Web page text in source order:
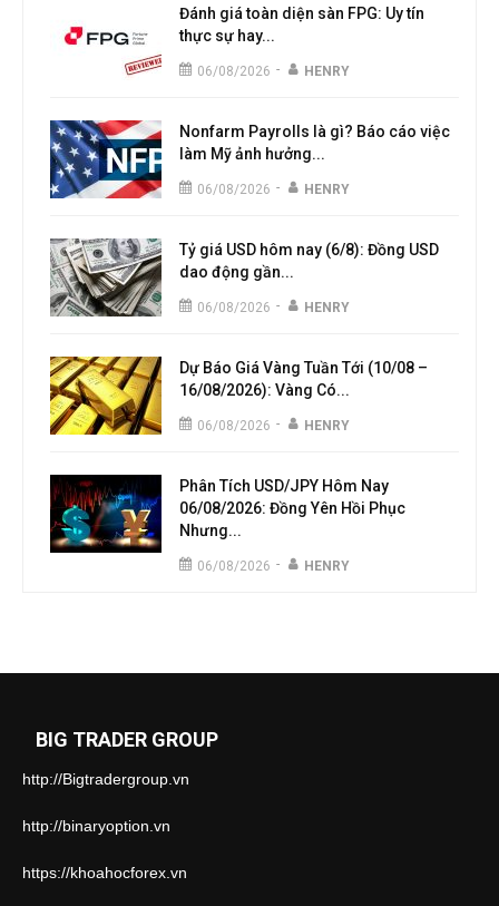
Đánh giá toàn diện sàn FPG: Uy tín
thực sự hay...
06/08/2026 - HENRY
Nonfarm Payrolls là gì? Báo cáo việc
làm Mỹ ảnh hưởng...
06/08/2026 - HENRY
Tỷ giá USD hôm nay (6/8): Đồng USD
dao động gần...
06/08/2026 - HENRY
Dự Báo Giá Vàng Tuần Tới (10/08 –
16/08/2026): Vàng Có...
06/08/2026 - HENRY
Phân Tích USD/JPY Hôm Nay
06/08/2026: Đồng Yên Hồi Phục
Nhưng...
06/08/2026 - HENRY
BIG TRADER GROUP
http://Bigtradergroup.vn
http://binaryoption.vn
https://khoahocforex.vn